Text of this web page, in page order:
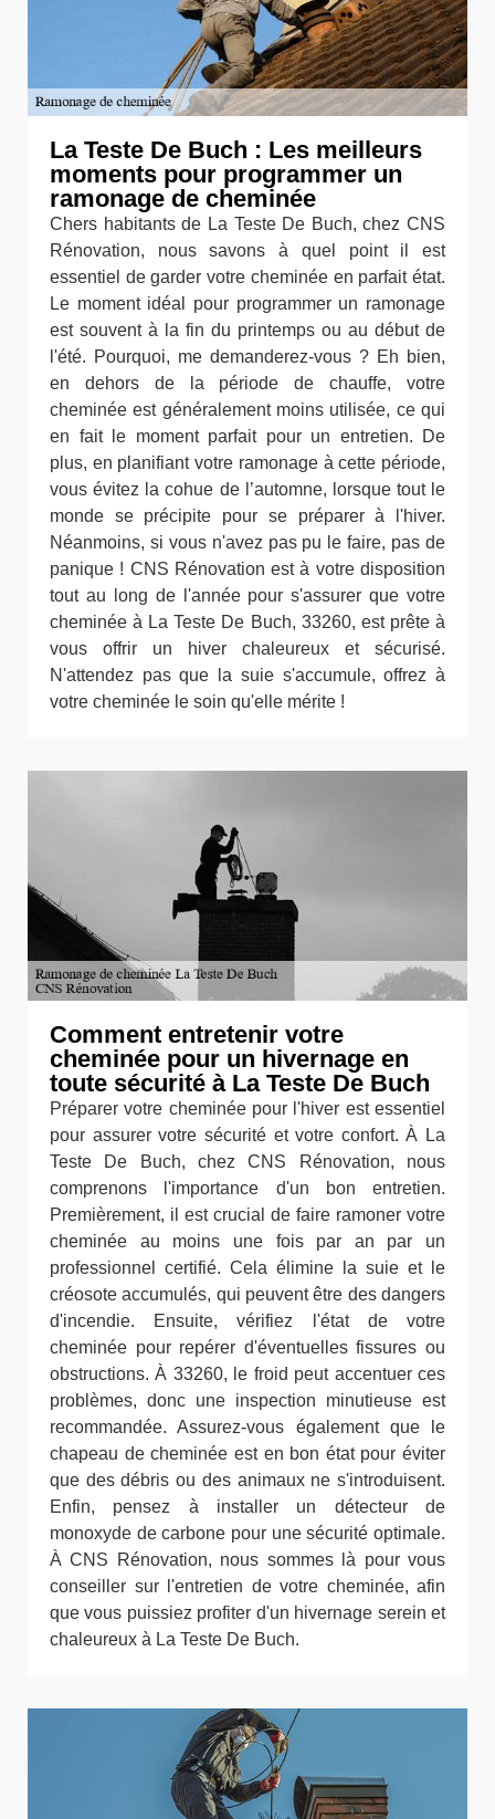
La Teste De Buch : Les meilleurs
moments pour programmer un
ramonage de cheminée
Chers habitants de La Teste De Buch, chez CNS
Rénovation, nous savons à quel point il est
essentiel de garder votre cheminée en parfait état.
Le moment idéal pour programmer un ramonage
est souvent à la fin du printemps ou au début de
l'été. Pourquoi, me demanderez-vous ? Eh bien,
en dehors de la période de chauffe, votre
cheminée est généralement moins utilisée, ce qui
en fait le moment parfait pour un entretien. De
plus, en planifiant votre ramonage à cette période,
vous évitez la cohue de l’automne, lorsque tout le
monde se précipite pour se préparer à l'hiver.
Néanmoins, si vous n'avez pas pu le faire, pas de
panique ! CNS Rénovation est à votre disposition
tout au long de l'année pour s'assurer que votre
cheminée à La Teste De Buch, 33260, est prête à
vous offrir un hiver chaleureux et sécurisé.
N'attendez pas que la suie s'accumule, offrez à
votre cheminée le soin qu'elle mérite !
Comment entretenir votre
cheminée pour un hivernage en
toute sécurité à La Teste De Buch
Préparer votre cheminée pour l'hiver est essentiel
pour assurer votre sécurité et votre confort. À La
Teste De Buch, chez CNS Rénovation, nous
comprenons l'importance d'un bon entretien.
Premièrement, il est crucial de faire ramoner votre
cheminée au moins une fois par an par un
professionnel certifié. Cela élimine la suie et le
créosote accumulés, qui peuvent être des dangers
d'incendie. Ensuite, vérifiez l'état de votre
cheminée pour repérer d'éventuelles fissures ou
obstructions. À 33260, le froid peut accentuer ces
problèmes, donc une inspection minutieuse est
recommandée. Assurez-vous également que le
chapeau de cheminée est en bon état pour éviter
que des débris ou des animaux ne s'introduisent.
Enfin, pensez à installer un détecteur de
monoxyde de carbone pour une sécurité optimale.
À CNS Rénovation, nous sommes là pour vous
conseiller sur l'entretien de votre cheminée, afin
que vous puissiez profiter d'un hivernage serein et
chaleureux à La Teste De Buch.